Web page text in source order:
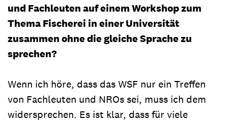
und Fachleuten auf einem Workshop zum
Thema Fischerei in einer Universität
zusammen ohne die gleiche Sprache zu
sprechen?
Wenn ich höre, dass das WSF nur ein Treffen
von Fachleuten und NROs sei, muss ich dem
widersprechen. Es ist klar, dass für viele